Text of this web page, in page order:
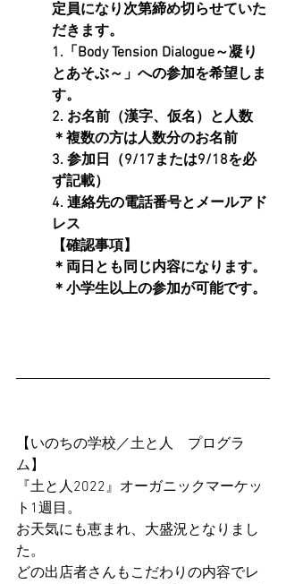
定員になり次第締め切らせていた
だきます。
1.「Body Tension Dialogue～凝り
とあそぶ～」への参加を希望しま
す。
2. お名前（漢字、仮名）と人数
＊複数の方は人数分のお名前
3. 参加日（9/17または9/18を必
ず記載）
4. 連絡先の電話番号とメールアド
レス
【確認事項】
＊両日とも同じ内容になります。
＊小学生以上の参加が可能です。
【いのちの学校／土と人　プログラ
ム】
『土と人2022』オーガニックマーケッ
ト1週目。
お天気にも恵まれ、大盛況となりまし
た。
どの出店者さんもこだわりの内容でレ